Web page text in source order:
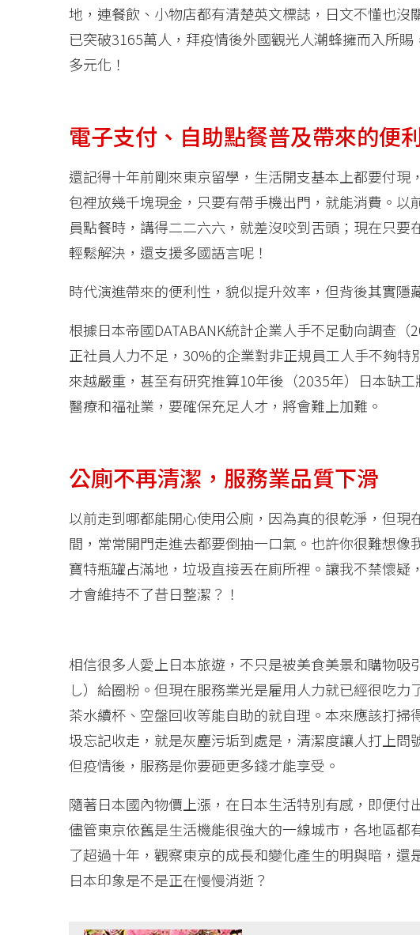
地，連餐飲、小物店都有清楚英文標誌，日文不懂也
已突破3165萬人，拜疫情後外國觀光人潮蜂擁而入所
多元化！
電子支付、自助點餐普及帶來的便
還記得十年前剛來東京留學，生活開支基本上都要付現
包裡放幾千塊現金，只要有帶手機出門，就能消費。
員點餐時，講得二二六六，就差沒咬到舌頭；現在只要
輕鬆解決，還支援多國語言呢！
時代演進帶來的便利性，貌似提升效率，但背後其實隱
根據日本帝國DATABANK統計企業人手不足動向調查
正社員人力不足，30%的企業對非正規員工人手不夠
來越嚴重，甚至有研究推算10年後（2035年）日本缺
醫療和福祉業，要確保充足人才，將會難上加難。
公廁不再清潔，服務業品質下滑
以前走到哪都能開心使用公廁，因為真的很乾淨，但
間，常常開門走進去都要倒抽一口氣。也許你很難想
寶特瓶罐占滿地，垃圾直接丟在廁所裡。讓我不禁懷疑
才會維持不了昔日整潔？！
相信很多人愛上日本旅遊，不只是被美食美景和購物吸
し）給圈粉。但現在服務業光是雇用人力就已經很吃
茶水續杯、空盤回收等能自助的就自理。本來應該打
圾忘記收走，就是灰塵污垢到處是，清潔度讓人打上問
但疫情後，服務是你要砸更多錢才能享受。
隨著日本國內物價上漲，在日本生活特別有感，即便付
儘管東京依舊是生活機能很強大的一線城市，各地區
了超過十年，觀察東京的成長和變化產生的明與暗，
日本印象是不是正在慢慢消逝？